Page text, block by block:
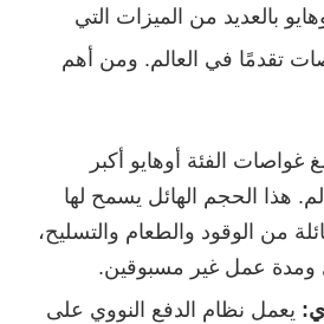
بالعديد من الميزات التي
تقدمًا في العالم. ومن أهم
غواصات الفئة أوهايو أكبر
هذا الحجم الهائل يسمح لها
من الوقود والطعام والتسليح،
ومدة عمل غير مسبوقين.
يعمل نظام الدفع النووي على